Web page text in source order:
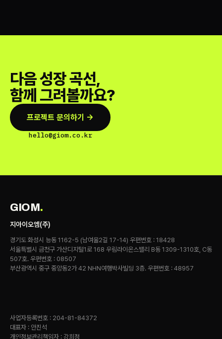
다음 성장 곡선,
함께 그려볼까요?
프로젝트 문의하기 →
hello@giom.co.kr
GIOM.
지아이오엠(주)
경기도 화성시 능동 1162-5 (남여울2길 17-14) 우편번호 : 18428
서울특별시 금천구 가산디지털1로 168 우림라이온스밸리 B동 1309-1310호, C동
507호. 우편번호 : 08507
부산광역시 중구 중앙동2가 42 NHN여행박사빌딩 3층. 우편번호 : 48957
사업자등록번호 : 204-81-84372
대표자 : 안진석
개인정보관리책임자 : 강희정